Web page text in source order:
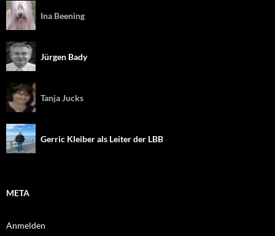
Ina Beening
Jürgen Bady
Tanja Jucks
Gerric Kleiber als Leiter der LBB
META
Anmelden